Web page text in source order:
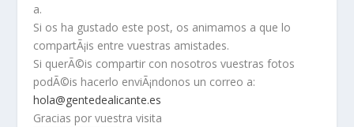
a.
Si os ha gustado este post, os animamos a que lo
compartÃ¡is entre vuestras amistades.
Si querÃ©is compartir con nosotros vuestras fotos
podÃ©is hacerlo enviÃ¡ndonos un correo a:
hola@gentedealicante.es
Gracias por vuestra visita